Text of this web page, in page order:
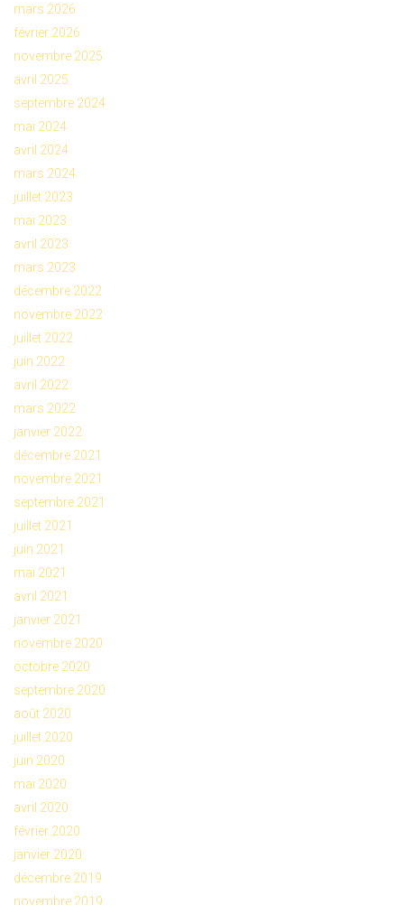
mars 2026
février 2026
novembre 2025
avril 2025
septembre 2024
mai 2024
avril 2024
mars 2024
juillet 2023
mai 2023
avril 2023
mars 2023
décembre 2022
novembre 2022
juillet 2022
juin 2022
avril 2022
mars 2022
janvier 2022
décembre 2021
novembre 2021
septembre 2021
juillet 2021
juin 2021
mai 2021
avril 2021
janvier 2021
novembre 2020
octobre 2020
septembre 2020
août 2020
juillet 2020
juin 2020
mai 2020
avril 2020
février 2020
janvier 2020
décembre 2019
novembre 2019